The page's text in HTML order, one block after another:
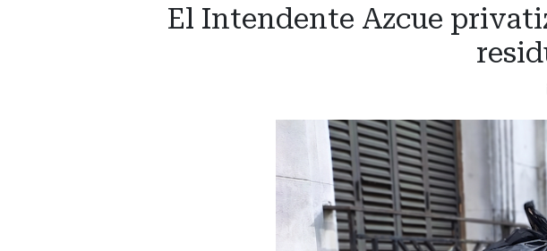
El Intendente Azcue